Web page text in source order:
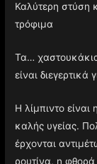
Καλύτερη στύση
τρόφιμα
Τα…
είναι διεγερτικά
Η λίμπιντο
καλής υγείας.
έρχονται
ρουτίνα, η